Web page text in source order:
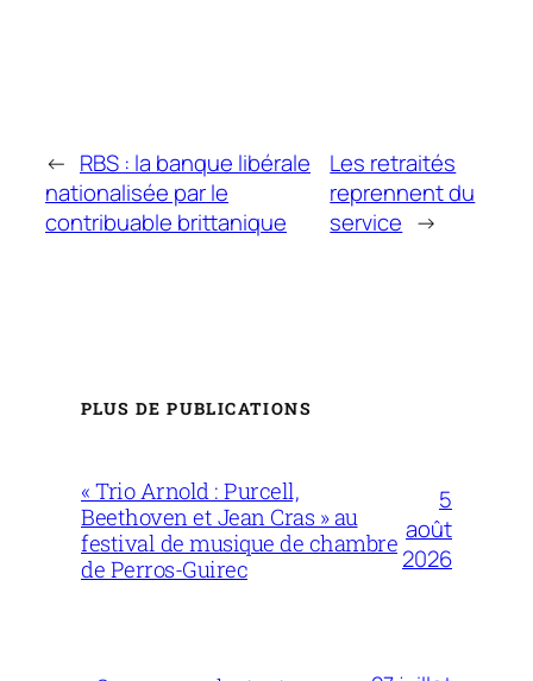
← RBS : la banque libérale
nationalisée par le
contribuable brittanique
Les retraités
reprennent du
service →
PLUS DE PUBLICATIONS
« Trio Arnold : Purcell,
Beethoven et Jean Cras » au
festival de musique de chambre
de Perros-Guirec
5
août
2026